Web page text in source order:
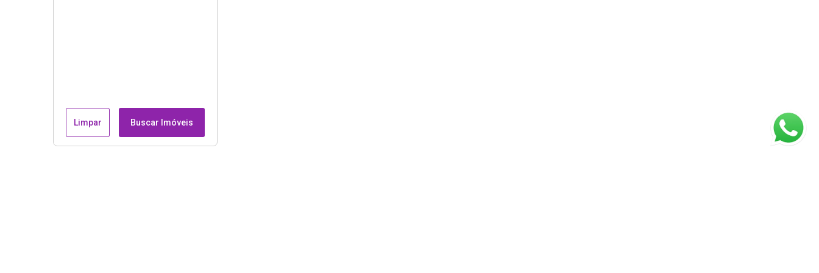
Limpar Buscar Imóveis